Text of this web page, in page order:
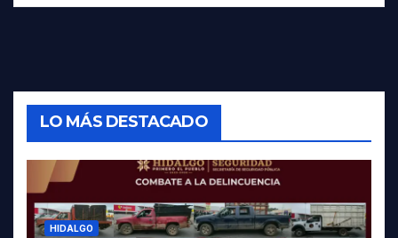
LO MÁS DESTACADO
HIDALGO